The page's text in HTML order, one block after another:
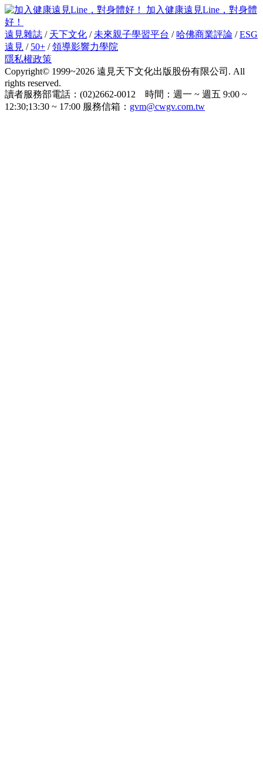
加入健康遠見Line，對身體
好！
遠見雜誌 / 天下文化 / 未來親子學習平台 / 哈佛商業評論 /ESG
遠見 / 50+ /領導影響力學院
隱私權政策
Copyright© 1999~2026 遠見天下文化出版股份有限公司. All
rights reserved.
讀者服務部電話：(02)2662-0012 時間：週一 ~ 週五 9:00 ~
12:30;13:30 ~ 17:00 服務信箱： gvm@cwgv.com.tw